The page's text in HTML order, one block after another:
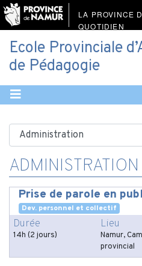
LA PROVINCE
QUOTIDIEN
Ecole Provinciale
de Pédagogie
ADMINISTRATION
Prise de parole en
Dev. personnel et collectif
Durée
14h (2 jours)
Lieu
Namur,
provincial